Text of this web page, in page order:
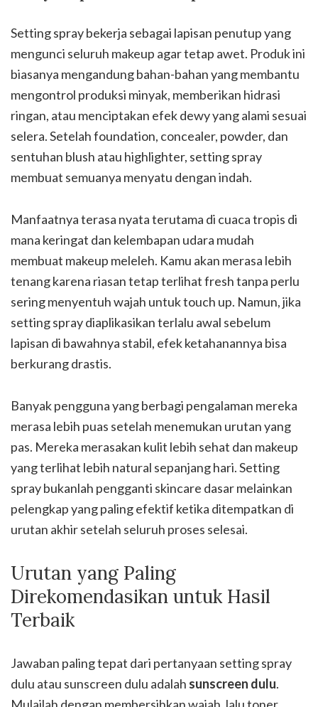
Setting spray bekerja sebagai lapisan penutup yang
mengunci seluruh makeup agar tetap awet. Produk ini
biasanya mengandung bahan-bahan yang membantu
mengontrol produksi minyak, memberikan hidrasi
ringan, atau menciptakan efek dewy yang alami sesuai
selera. Setelah foundation, concealer, powder, dan
sentuhan blush atau highlighter, setting spray
membuat semuanya menyatu dengan indah.
Manfaatnya terasa nyata terutama di cuaca tropis di
mana keringat dan kelembapan udara mudah
membuat makeup meleleh. Kamu akan merasa lebih
tenang karena riasan tetap terlihat fresh tanpa perlu
sering menyentuh wajah untuk touch up. Namun, jika
setting spray diaplikasikan terlalu awal sebelum
lapisan di bawahnya stabil, efek ketahanannya bisa
berkurang drastis.
Banyak pengguna yang berbagi pengalaman mereka
merasa lebih puas setelah menemukan urutan yang
pas. Mereka merasakan kulit lebih sehat dan makeup
yang terlihat lebih natural sepanjang hari. Setting
spray bukanlah pengganti skincare dasar melainkan
pelengkap yang paling efektif ketika ditempatkan di
urutan akhir setelah seluruh proses selesai.
Urutan yang Paling
Direkomendasikan untuk Hasil
Terbaik
Jawaban paling tepat dari pertanyaan setting spray
dulu atau sunscreen dulu adalah sunscreen dulu.